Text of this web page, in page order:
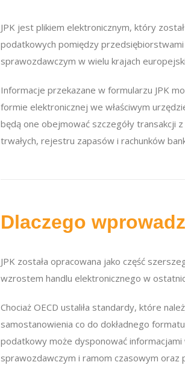
JPK jest plikiem elektronicznym, który
podatkowych pomiędzy
sprawozdawczym w wielu krajach
Informacje przekazane w formularzu JPK
formie elektronicznej we właściwym
będą one obejmować szczegóły transakcji
trwałych, rejestru zapasów i rachunków
Dlaczego
JPK została opracowana jako część
wzrostem handlu elektronicznego w
Chociaż OECD ustaliła standardy, które
samostanowienia co do dokładnego
podatkowy może dysponować
sprawozdawczym i ramom czasowym